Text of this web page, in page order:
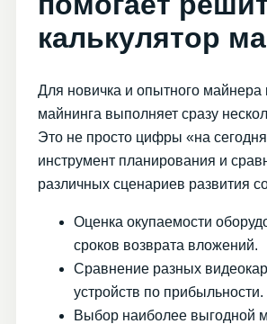
калькулятор
Для новичка и опытного майнера
майнинга выполняет сразу
Это не просто цифры «на
инструмент планирования и
различных сценариев развития
Оценка окупаемости
сроков возврата вложений.
Сравнение разных
устройств по прибыльности.
Выбор наиболее выгодной